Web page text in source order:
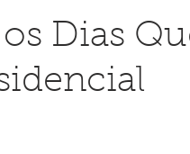
Dias